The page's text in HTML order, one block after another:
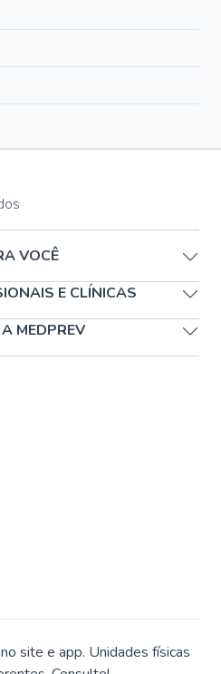
VOCÊ
E CLÍNICAS
MEDPREV
site e app. Unidades físicas